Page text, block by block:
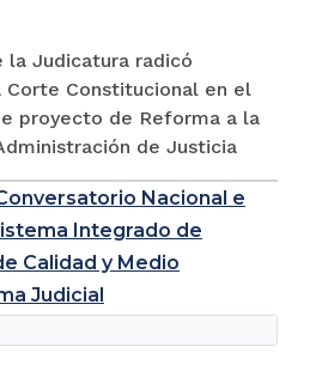
la Judicatura radicó
Constitucional en el
proyecto de Reforma a la
de Justicia
Nacional e
Integrado de
Calidad y Medio
Judicial